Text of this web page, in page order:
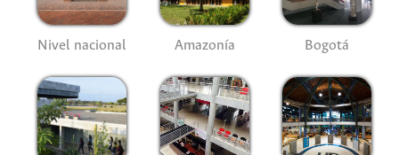
Nivel nacional Amazonía Bogotá